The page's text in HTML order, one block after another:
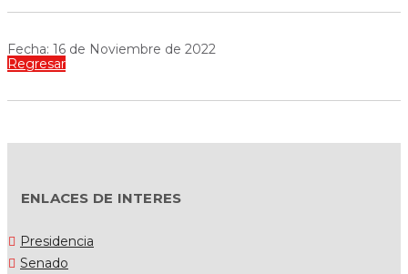
Fecha: 16 de Noviembre de 2022
Regresar
ENLACES DE INTERES
Presidencia
Senado